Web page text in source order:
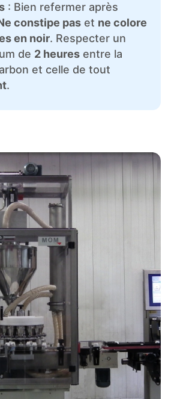
: Bien refermer après
constipe pas et ne colore
en noir. Respecter un
de 2 heures entre la
et celle de tout
.